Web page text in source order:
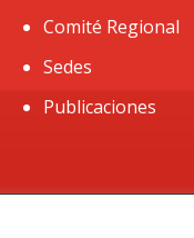
Comité Regional
Sedes
Publicaciones